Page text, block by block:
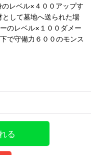
レベル×４００アップす
して墓地へ送られた場
のレベル×１００ダメー
で守備力６００のモンス
る